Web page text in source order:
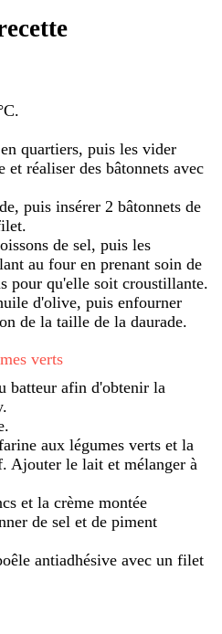
quartiers, puis les vider
et réaliser des bâtonnets avec
puis insérer 2 bâtonnets de
de sel, puis les
au four en prenant soin de
pour qu'elle soit croustillante.
d'olive, puis enfourner
de la taille de la daurade.
verts
batteur afin d'obtenir la
aux légumes verts et la
Ajouter le lait et mélanger à
et la crème montée
de sel et de piment
antiadhésive avec un filet